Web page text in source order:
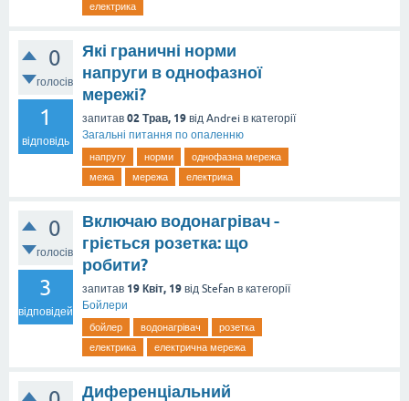
електрика
0
голосів
1
відповідь
Які граничні норми
напруги в однофазної
мережі?
запитав 02 Трав, 19 від Andrei в категорії
Загальні питання по опаленню
напругу норми
однофазна мережа
межа
мережа електрика
0
голосів
3
відповідей
Включаю водонагрівач -
гріється розетка: що
робити?
запитав 19 Квіт, 19 від Stefan в категорії
Бойлери
бойлер водонагрівач
розетка
електрика
електрична мережа
Диференціальний